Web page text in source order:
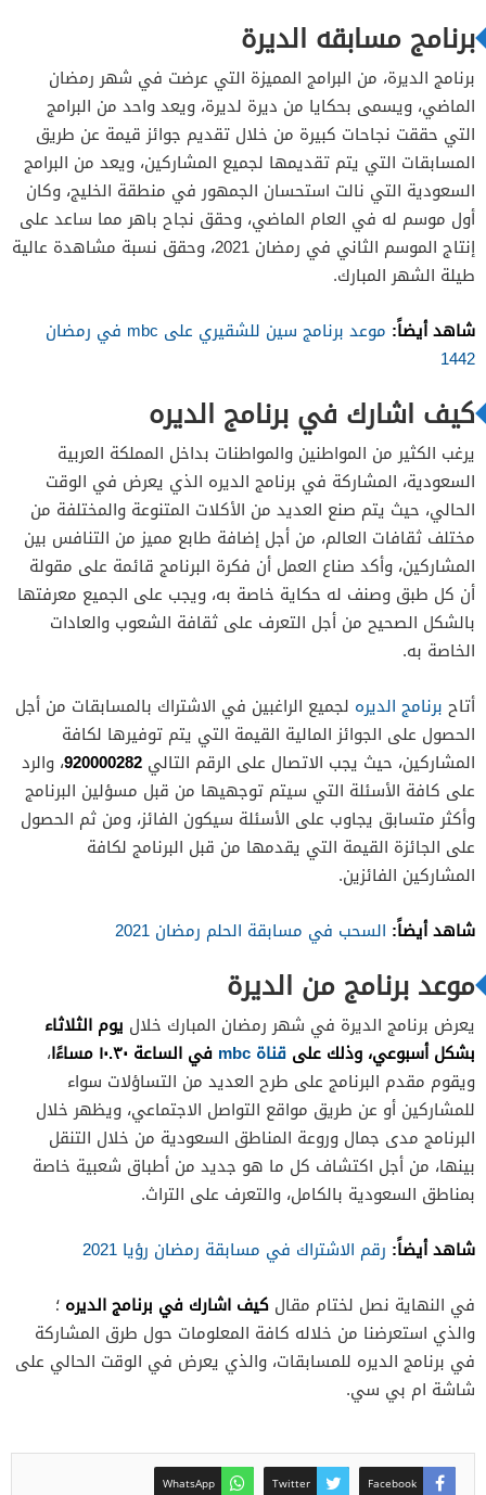
برنامج مسابقه الديرة
برنامج الديرة، من البرامج المميزة التي عرضت في شهر رمضان
الماضي، ويسمى بحكايا من ديرة لديرة، ويعد واحد من البرامج
التي حققت نجاحات كبيرة من خلال تقديم جوائز قيمة عن طريق
المسابقات التي يتم تقديمها لجميع المشاركين، ويعد من البرامج
السعودية التي نالت استحسان الجمهور في منطقة الخليج، وكان
أول موسم له في العام الماضي، وحقق نجاح باهر مما ساعد على
إنتاج الموسم الثاني في رمضان 2021، وحقق نسبة مشاهدة عالية
طيلة الشهر المبارك.
شاهد أيضاً:
موعد برنامج سين للشقيري على mbc في رمضان
1442
كيف اشارك في برنامج الديره
يرغب الكثير من المواطنين والمواطنات بداخل المملكة العربية
السعودية، المشاركة في برنامج الديره الذي يعرض في الوقت
الحالي، حيث يتم صنع العديد من الأكلات المتنوعة والمختلفة من
مختلف ثقافات العالم، من أجل إضافة طابع مميز من التنافس بين
المشاركين، وأكد صناع العمل أن فكرة البرنامج قائمة على مقولة
أن كل طبق وصنف له حكاية خاصة به، ويجب على الجميع معرفتها
بالشكل الصحيح من أجل التعرف على ثقافة الشعوب والعادات
الخاصة به.
أتاح برنامج الديره لجميع الراغبين في الاشتراك بالمسابقات من أجل
الحصول على الجوائز المالية القيمة التي يتم توفيرها لكافة
المشاركين، حيث يجب الاتصال على الرقم التالي 920000282، والرد
على كافة الأسئلة التي سيتم توجهيها من قبل مسؤلين البرنامج
وأكثر متسابق يجاوب على الأسئلة سيكون الفائز، ومن ثم الحصول
على الجائزة القيمة التي يقدمها من قبل البرنامج لكافة
المشاركين الفائزين.
شاهد أيضاً: السحب في مسابقة الحلم رمضان 2021
موعد برنامج من الديرة
يعرض برنامج الديرة في شهر رمضان المبارك خلال يوم الثلاثاء
بشكل أسبوعي، وذلك على قناة mbc في الساعة ١٠.٣٠ مساءًا
،
ويقوم مقدم البرنامج على طرح العديد من التساؤلات سواء
للمشاركين أو عن طريق مواقع التواصل الاجتماعي، ويظهر خلال
البرنامج مدى جمال وروعة المناطق السعودية من خلال التنقل
بينها، من أجل اكتشاف كل ما هو جديد من أطباق شعبية خاصة
بمناطق السعودية بالكامل، والتعرف على التراث.
شاهد أيضاً: رقم الاشتراك في مسابقة رمضان رؤيا 2021
في النهاية نصل لختام مقال كيف اشارك في برنامج الديره ؛
والذي استعرضنا من خلاله كافة المعلومات حول طرق المشاركة
في برنامج الديره للمسابقات، والذي يعرض في الوقت الحالي على
شاشة ام بي سي.
Facebook
Twitter
WhatsApp